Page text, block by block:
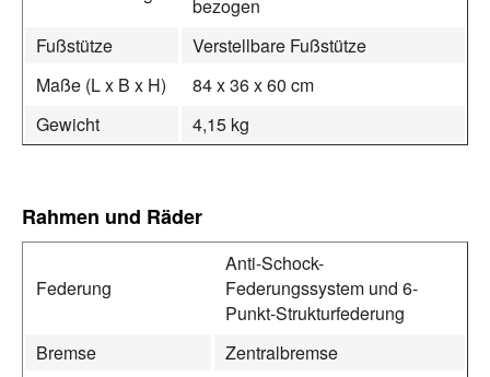
bezogen
Fußstütze
Verstellbare Fußstütze
Maße (L x B x H)
84 x 36 x 60 cm
Gewicht
4,15 kg
Rahmen und Räder
Federung
Anti-Schock-
Federungssystem und 6-
Punkt-Strukturfederung
Bremse
Zentralbremse